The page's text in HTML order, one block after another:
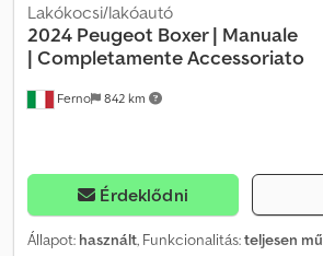
Ferno 842 km
Lakókocsi/lakóautó
2024 Peugeot Boxer | Manuale
| Completamente Accessoriato
Érdeklődni
Állapot: használt, Funkcionalitás:teljesen